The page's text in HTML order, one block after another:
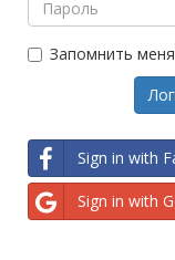
Запомнить меня
Sign in with
Sign in with